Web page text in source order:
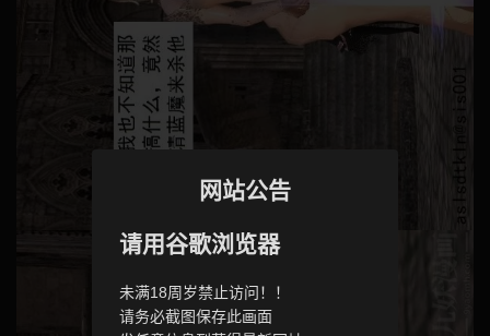
网站公告
请用谷歌浏览器
未满18周岁禁止访问！！
请务必截图保存此画面